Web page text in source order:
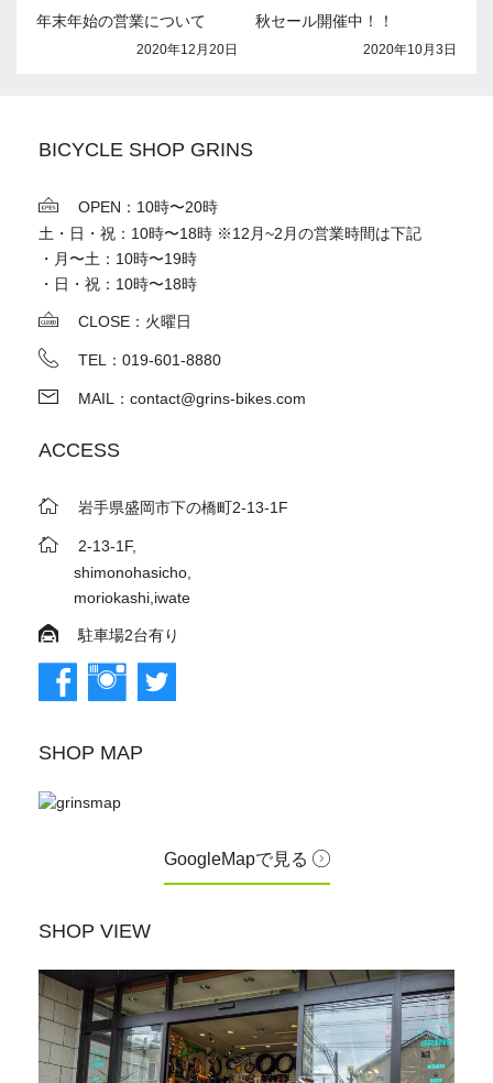
年末年始の営業について
2020年12月20日
秋セール開催中！！
2020年10月3日
BICYCLE SHOP GRINS
OPEN：10時〜20時
土・日・祝：10時〜18時 ※12月~2月の営業時間は下記
・月〜土：10時〜19時
・日・祝：10時〜18時
CLOSE：火曜日
TEL：019-601-8880
MAIL：contact@grins-bikes.com
ACCESS
岩手県盛岡市下の橋町2-13-1F
2-13-1F,
shimonohasicho,
moriokashi,iwate
駐車場2台有り
SHOP MAP
GoogleMapで見る
SHOP VIEW